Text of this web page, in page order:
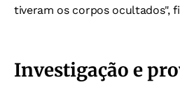
tiveram os corpos ocultados",
Investigação e